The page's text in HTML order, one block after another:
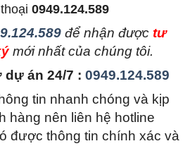
0949.124.589
để nhận được tư
mới nhất của chúng tôi.
dự án 24/7 :0949.124.589
tin nhanh chóng và kịp
hàng nên liên hệ hotline
được thông tin chính xác và